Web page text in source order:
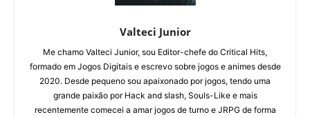
Valteci Junior
Me chamo Valteci Junior, sou Editor-chefe do Critical Hits,
formado em Jogos Digitais e escrevo sobre jogos e animes desde
2020. Desde pequeno sou apaixonado por jogos, tendo uma
grande paixão por Hack and slash, Souls-Like e mais
recentemente comecei a amar jogos de turno e JRPG de forma